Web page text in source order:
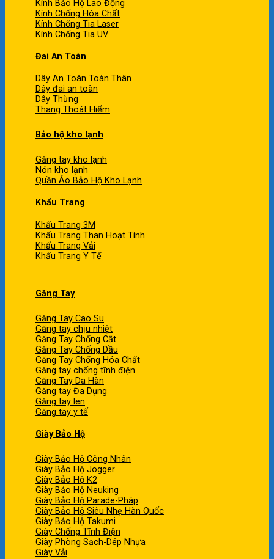
Kính Bảo Hộ Lao Động
Kính Chống Hóa Chất
Kính Chống Tia Laser
Kính Chống Tia UV
Đai An Toàn
Dây An Toàn Toàn Thân
Dây đai an toàn
Dây Thừng
Thang Thoát Hiểm
Bảo hộ kho lạnh
Găng tay kho lạnh
Nón kho lạnh
Quần Áo Bảo Hộ Kho Lạnh
Khẩu Trang
Khẩu Trang 3M
Khẩu Trang Than Hoạt Tính
Khẩu Trang Vải
Khẩu Trang Y Tế
Găng Tay
Găng Tay Cao Su
Găng tay chịu nhiệt
Găng Tay Chống Cắt
Găng Tay Chống Dầu
Găng Tay Chống Hóa Chất
Găng tay chống tĩnh điện
Găng Tay Da Hàn
Găng tay Đa Dụng
Găng tay len
Găng tay y tế
Giày Bảo Hộ
Giày Bảo Hộ Công Nhân
Giày Bảo Hộ Jogger
Giày Bảo Hộ K2
Giày Bảo Hộ Neuking
Giày Bảo Hộ Parade-Pháp
Giày Bảo Hộ Siêu Nhẹ Hàn Quốc
Giày Bảo Hộ Takumi
Giày Chống Tĩnh Điện
Giày Phòng Sạch-Dép Nhựa
Giày Vải